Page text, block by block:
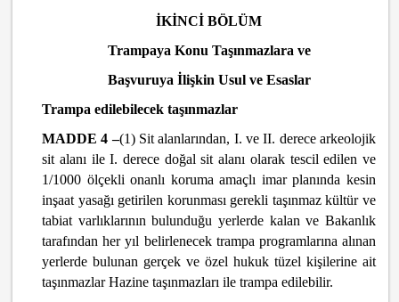
İKİNCİ BÖLÜM
Trampaya Konu Taşınmazlara ve
Başvuruya İlişkin Usul ve Esaslar
Trampa edilebilecek taşınmazlar
MADDE 4 –(1) Sit alanlarından, I. ve II. derece arkeolojik
sit alanı ile I. derece doğal sit alanı olarak tescil edilen ve
1/1000 ölçekli onanlı koruma amaçlı imar planında kesin
inşaat yasağı getirilen korunması gerekli taşınmaz kültür ve
tabiat varlıklarının bulunduğu yerlerde kalan ve Bakanlık
tarafından her yıl belirlenecek trampa programlarına alınan
yerlerde bulunan gerçek ve özel hukuk tüzel kişilerine ait
taşınmazlar Hazine taşınmazları ile trampa edilebilir.